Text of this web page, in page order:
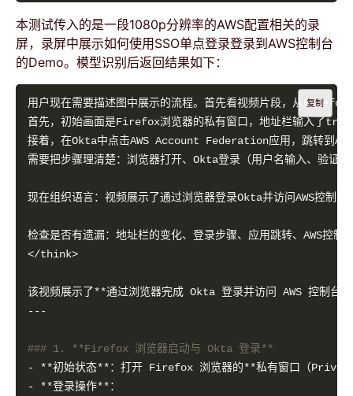
本测试传入的是一段1080p分辨率的AWS配置相关的录
屏，录屏中展示如何使用SSO单点登录登录到AWS控制台
的Demo。模型识别后返回结果如下：
### 1. **Firefox 浏览器启动与 Okta 登录**
- **初始状态**：打开 Firefox 浏览器的**私有窗口（
复制